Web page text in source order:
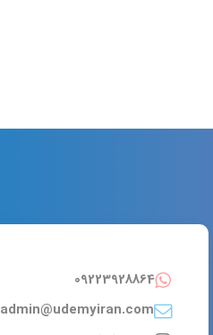
09223928864
admin@udemyiran.com